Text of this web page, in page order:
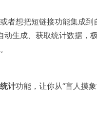
者想把短链接功能集成到
生成、获取统计数据，
计功能，让你从“盲人摸